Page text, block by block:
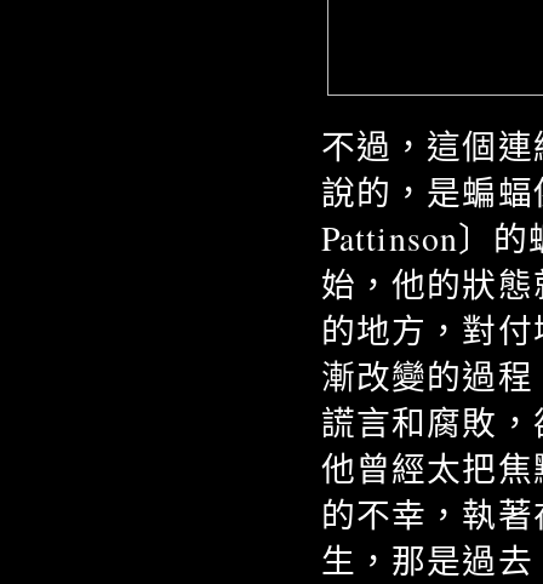
不過，這個
說的，是蝙
Pattinson〕
始，他的狀
的地方，對
漸改變的過
謊言和腐敗
他曾經太把
的不幸，執
生，那是過